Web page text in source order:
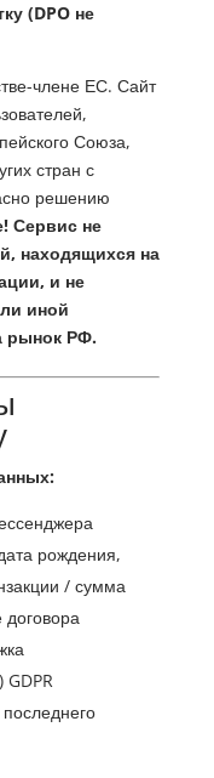
(DPO не
члене ЕС. Сайт
Союза,
стран с
решению
Сервис не
находящихся на
и не
иной
рынок РФ.
рождения,
/ сумма